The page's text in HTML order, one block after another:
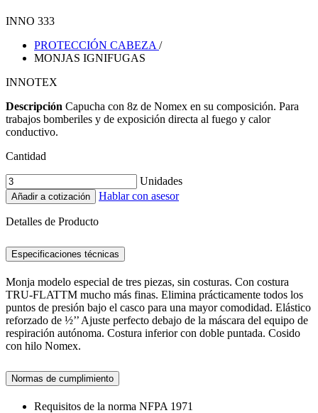
INNO 333
PROTECCIÓN CABEZA /
MONJAS IGNIFUGAS
INNOTEX
Descripción Capucha con 8z de Nomex en su composición. Para
trabajos bomberiles y de exposición directa al fuego y calor
conductivo.
Cantidad
Unidades
Añadir a cotización Hablar con asesor
Detalles de Producto
Especificaciones técnicas
Monja modelo especial de tres piezas, sin costuras. Con costura
TRU-FLATTM mucho más finas. Elimina prácticamente todos los
puntos de presión bajo el casco para una mayor comodidad. Elástico
reforzado de ½’’ Ajuste perfecto debajo de la máscara del equipo de
respiración autónoma. Costura inferior con doble puntada. Cosido
con hilo Nomex.
Normas de cumplimiento
Requisitos de la norma NFPA 1971